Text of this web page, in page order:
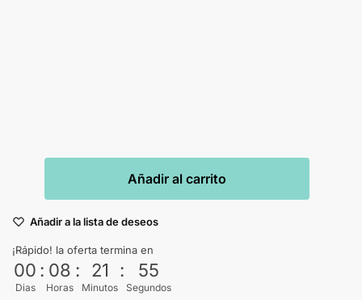
Añadir al carrito
Añadir a la lista de deseos
¡Rápido! la oferta termina en
00
Dias
: 08
Horas
: 21
Minutos
: 54
Segundos